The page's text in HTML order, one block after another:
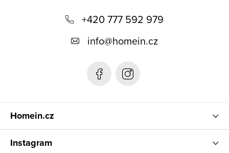
+420 777 592 979
info@homein.cz
Homein.cz
Instagram